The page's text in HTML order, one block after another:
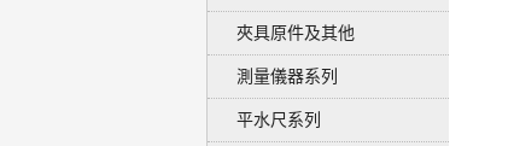
夾具原件及其他
測量儀器系列
平水尺系列